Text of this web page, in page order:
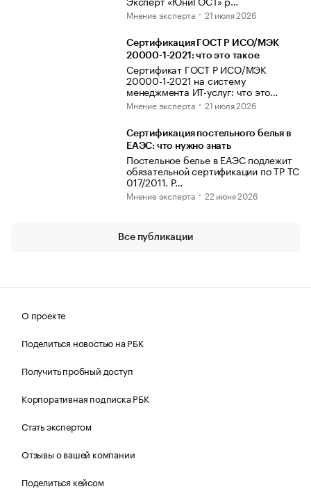
Мнение эксперта 21 июля 2026
Сертификация ГОСТ Р ИСО/МЭК
20000-1-2021: что это такое
Сертификат ГОСТ Р ИСО/МЭК
20000-1-2021 на систему
менеджмента ИТ-услуг: что это…
Мнение эксперта 21 июля 2026
Сертификация постельного белья в
ЕАЭС: что нужно знать
Постельное белье в ЕАЭС подлежит
обязательной сертификации по ТР ТС
017/2011. Р…
Мнение эксперта 22 июня 2026
Все публикации
О проекте
Поделиться новостью на РБК
Получить пробный доступ
Корпоративная подписка РБК
Стать экспертом
Отзывы о вашей компании
Поделиться кейсом